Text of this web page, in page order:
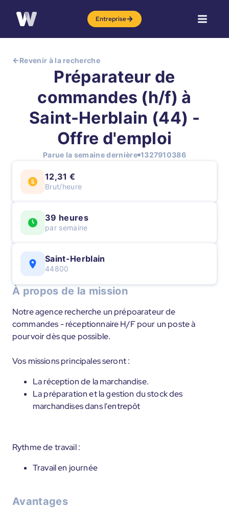
Entreprise
Revenir à la recherche
Préparateur de
commandes (h/f) à
Saint-Herblain (44) -
Offre d'emploi
Parue la semaine dernière 1327910386
12,31 €
Brut/heure
39 heures
par semaine
Saint-Herblain
44800
À propos de la mission
Notre agence recherche un prépoarateur de
commandes - réceptionnaire H/F pour un poste à
pourvoir dès que possible.
Vos missions principales seront :
La réception de la marchandise.
La préparation et la gestion du stock des
marchandises dans l'entrepôt
Rythme de travail :
Travail en journée
Avantages